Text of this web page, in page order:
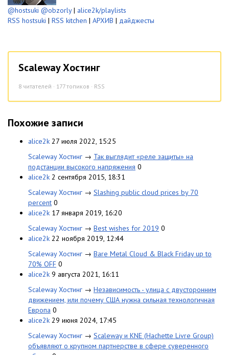
@hostsuki @obzorly| alice2k/playlists
RSS hostsuki | RSS kitchen | АРХИВ | дайджесты
Scaleway Хостинг
8 читателей · 177 топиков · RSS
Похожие записи
alice2k 27 июля 2022, 15:25
Scaleway Хостинг → Так выглядит «реле защиты» на
подстанции высокого напряжения 0
alice2k 2 сентября 2015, 18:31
Scaleway Хостинг → Slashing public cloud prices by 70
percent 0
alice2k 17 января 2019, 16:20
Scaleway Хостинг → Best wishes for 2019 0
alice2k 22 ноября 2019, 12:44
Scaleway Хостинг → Bare Metal Cloud & Black Friday up to
70% OFF 0
alice2k 9 августа 2021, 16:11
Scaleway Хостинг → Независимость - улица с двусторонним
движением, или почему США нужна сильная технологичная
Европа 0
alice2k 29 июня 2024, 17:45
Scaleway Хостинг → Scaleway и KNE (Hachette Livre Group)
объявляют о крупном партнерстве в сфере суверенного